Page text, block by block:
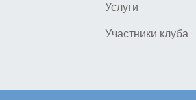
Услуги
Участники клуба